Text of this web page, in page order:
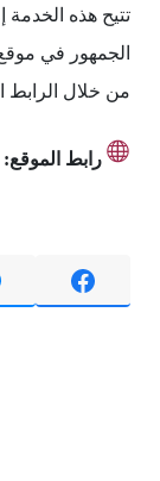
تتيح هذه الخدمة
الجمهور في موقع
من خلال الرابط
رابط الموقع: